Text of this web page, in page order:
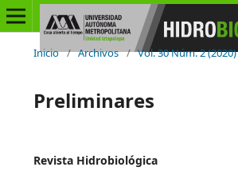
Inicio / Archivos / Vol. 30 Núm. 2 (2020)
Preliminares
Revista Hidrobiológica